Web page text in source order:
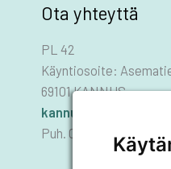
Ota yhteyttä
PL 42
Käyntiosoite:
69101 KANNUS
Puh. 06 8745 111